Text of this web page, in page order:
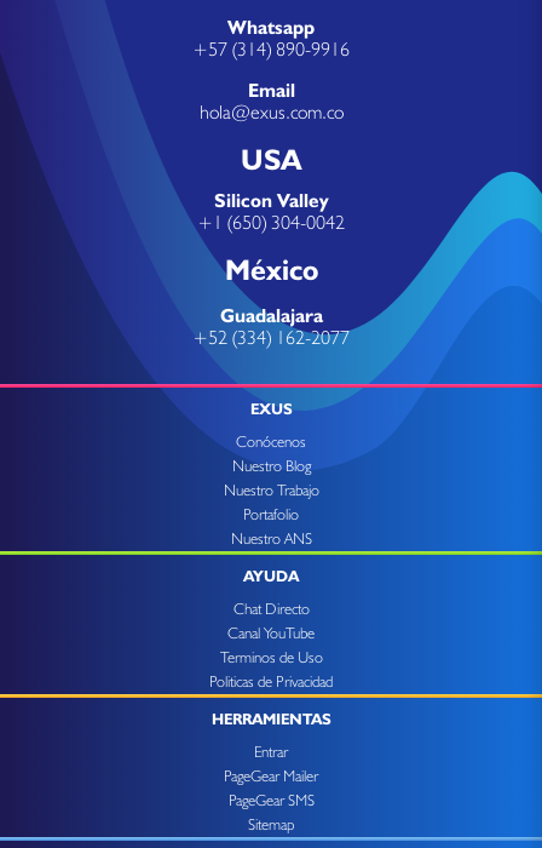
Whatsapp
+57 (314) 890-9916
Email
hola@exus.com.co
USA
Silicon Valley
+1 (650) 304-0042
México
Guadalajara
+52 (334) 162-2077
EXUS
Conócenos
Nuestro Blog
Nuestro Trabajo
Portafolio
Nuestro ANS
AYUDA
Chat Directo
Canal YouTube
Terminos de Uso
Politicas de Privacidad
HERRAMIENTAS
Entrar
PageGear Mailer
PageGear SMS
Sitemap